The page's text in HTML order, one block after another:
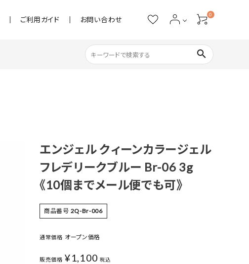
ご利用ガイド お問い合わせ
0
アクリル用品
あると便利
search
エンジェル クィーンカラージェル
フレデリークブルー Br-06 3g
《10個までメール便でも可》
商品番号 2Q-Br-006
通常価格 オープン価格
販売価格 ¥1,100 税込